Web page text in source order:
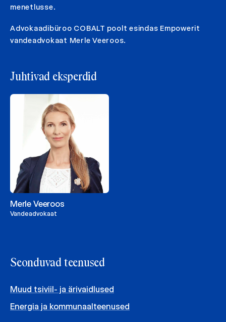
menetlusse.
Advokaadibüroo COBALT poolt esindas Empowerit
vandeadvokaat Merle Veeroos.
Juhtivad eksperdid
Merle Veeroos
Vandeadvokaat
Seonduvad teenused
Muud tsiviil- ja ärivaidlused
Energia ja kommunaalteenused